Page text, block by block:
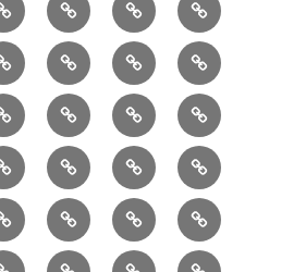
ハ
ン
ド
メ
イ
ド
バ
ッ
グ
セ
ッ
ト
小）
ョ
ル
ダ
ー
用
小
物
ク
ダ
（定
ス
ク
ー
チ
デ
ィ
ー
バ
ッ
グ
グ
ピ
ン
タ
ッ
ク
バ
ッ
グ
ビ
ジ
ネ
ス
バ
ッ
グ
バ
ニ
テ
ィ
ー
デ
ジ
タ
ル
コ
ン
テ
ン
デ
ジ
タ
ル
コ
ン
テ
ン
ブ
ロ
グ
レ
ン
タ
ル
ジ
ュ
レ
ン
タ
ル
ジ
ュ
㉑
イ
ン
テ
リ
ア
㉕
ド
ー
ム
㉖
ド
イ
リ
㉗
オ
ー
ル
㉛
ト
ー
㉜
洋
服
事
業
者
最
本
製